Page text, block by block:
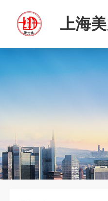
上海